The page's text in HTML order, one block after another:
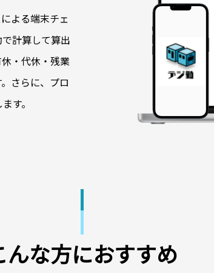
よる端末チェ
計算して算出
・代休・残業
さらに、プロ
す。
んな方におすすめ